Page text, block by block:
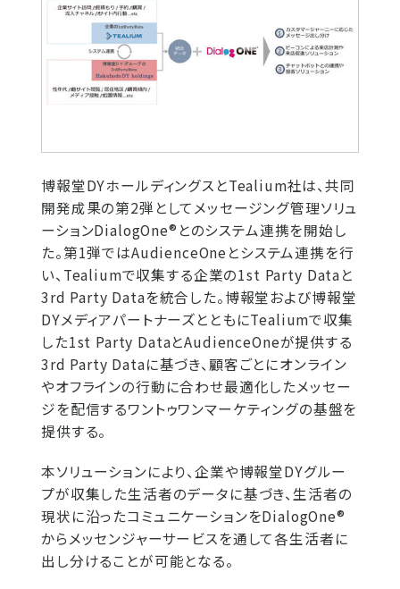
博報堂DYホールディングスとTealium社は、共同
開発成果の第2弾としてメッセージング管理ソリュ
ーションDialogOne®とのシステム連携を開始し
た。第1弾ではAudienceOneとシステム連携を行
い、Tealiumで収集する企業の1st Party Dataと
3rd Party Dataを統合した。博報堂および博報堂
DYメディアパートナーズとともにTealiumで収集
した1st Party DataとAudienceOneが提供する
3rd Party Dataに基づき、顧客ごとにオンライン
やオフラインの行動に合わせ最適化したメッセー
ジを配信するワントゥワンマーケティングの基盤を
提供する。
本ソリューションにより、企業や博報堂DYグルー
プが収集した生活者のデータに基づき、生活者の
現状に沿ったコミュニケーションをDialogOne®
からメッセンジャーサービスを通して各生活者に
出し分けることが可能となる。